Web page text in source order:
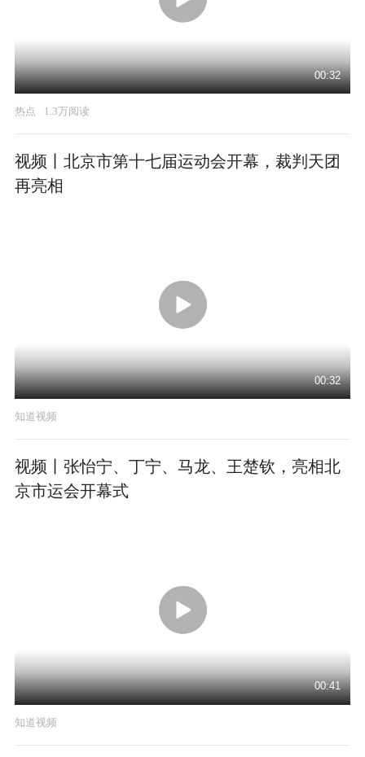
00:32
热点 1.3万阅读
视频丨北京市第十七届运动会开幕，裁判天团
再亮相
00:32
知道视频
视频丨张怡宁、丁宁、马龙、王楚钦，亮相北
京市运会开幕式
00:41
知道视频